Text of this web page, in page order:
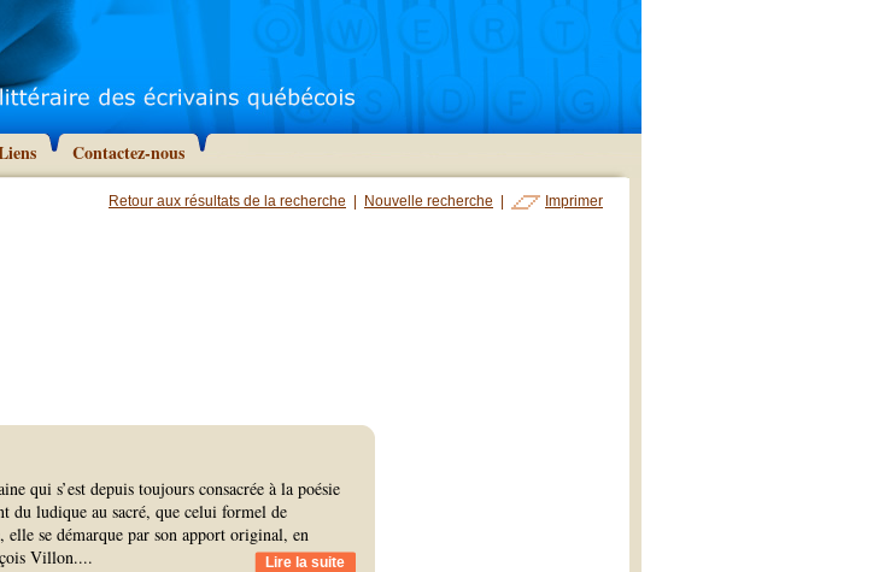
Contactez-nous
Retour aux résultats de la recherche Nouvelle recherche Imprimer
qui s’est depuis toujours consacrée à la poésie
du ludique au sacré, que celui formel de
elle se démarque par son apport original, en
Villon.... Lire la suite